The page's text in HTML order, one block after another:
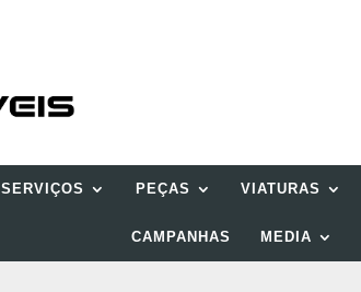
SERVIÇOS PEÇAS VIATURAS
CAMPANHAS MEDIA